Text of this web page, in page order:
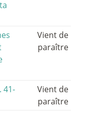
Vient de
paraître
41-
Vient de
paraître